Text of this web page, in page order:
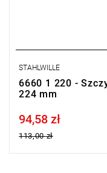
STAHLWILLE
6660 1 220 -
224 mm
Price tax included
94,58 zł
113,00 zł